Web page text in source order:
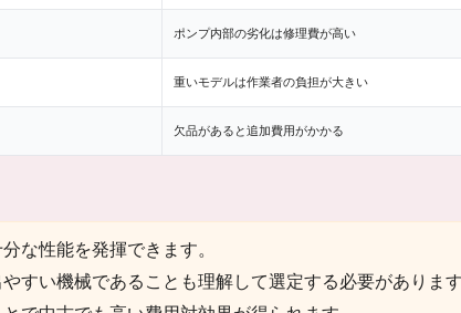
ポンプ内部の劣化は修理費が高い
重いモデルは作業者の負担が大きい
欠品があると追加費用がかかる
な性能を発揮できます。
い機械であることも理解して選定する必要があります